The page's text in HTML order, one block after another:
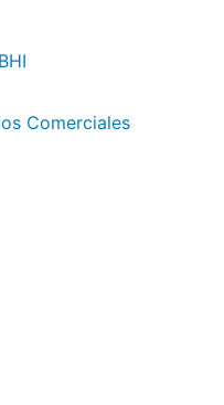
Comerciales